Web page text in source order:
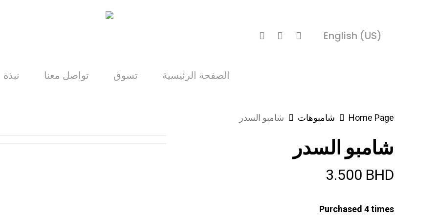
English (US)
الصفحة الرئيسية تسوق تواصل معنا نبذة
Home Page شامبوهات شامبو السدر
شامبو السدر
3.500 BHD
Purchased 4 times